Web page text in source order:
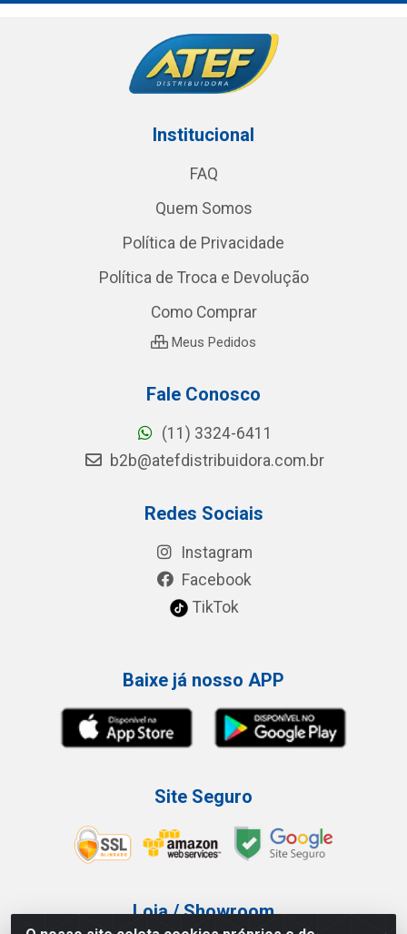
Institucional
FAQ
Quem Somos
Política de Privacidade
Política de Troca e Devolução
Como Comprar
Meus Pedidos
Fale Conosco
(11) 3324-6411
b2b@atefdistribuidora.com.br
Redes Sociais
Instagram
Facebook
TikTok
Baixe já nosso APP
Site Seguro
Loja / Showroom